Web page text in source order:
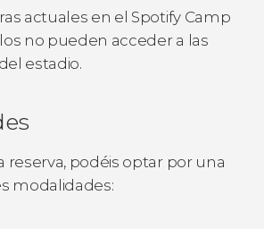
actuales en el Spotify Camp
no pueden acceder a las
estadio.
reserva, podéis optar por una
modalidades: